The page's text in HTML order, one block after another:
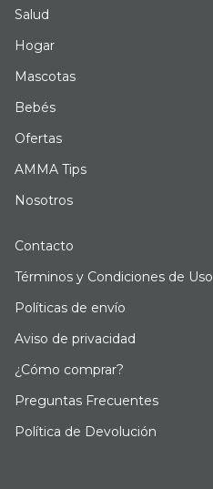
Salud
Hogar
Mascotas
Bebés
Ofertas
AMMA Tips
Nosotros
Contacto
Términos y Condiciones de Uso
Políticas de envío
Aviso de privacidad
¿Cómo comprar?
Preguntas Frecuentes
Política de Devolución